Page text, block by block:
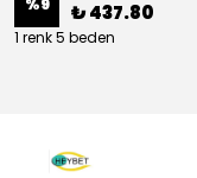
%9 ₺ 437.80
1 renk 5 beden